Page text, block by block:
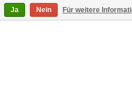
Ja Nein Für weitere